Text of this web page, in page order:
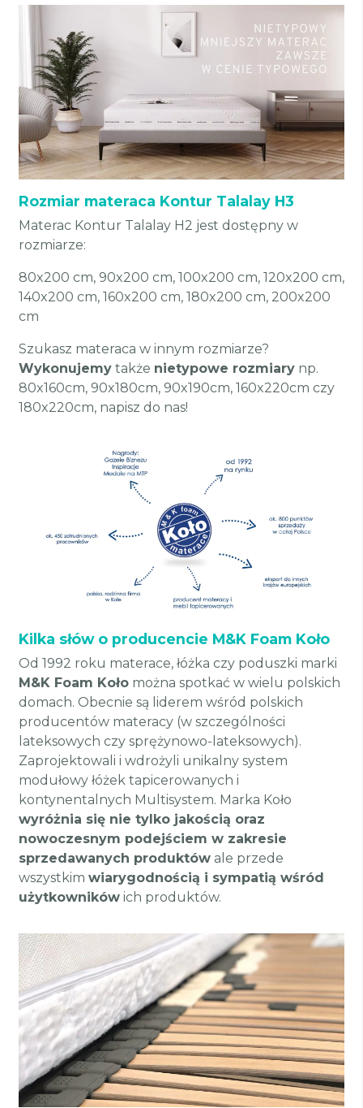
Rozmiar materaca Kontur Talalay H3
Materac Kontur Talalay H2 jest dostępny w
rozmiarze:
80x200 cm, 90x200 cm, 100x200 cm, 120x200 cm,
140x200 cm, 160x200 cm, 180x200 cm, 200x200
cm
Szukasz materaca w innym rozmiarze?
Wykonujemy także nietypowe rozmiary np.
80x160cm, 90x180cm, 90x190cm, 160x220cm czy
180x220cm, napisz do nas!
Kilka słów o producencie M&K Foam Koło
Od 1992 roku materace, łóżka czy poduszki marki
M&K Foam Koło można spotkać w wielu polskich
domach. Obecnie są liderem wśród polskich
producentów materacy (w szczególności
lateksowych czy sprężynowo-lateksowych).
Zaprojektowali i wdrożyli unikalny system
modułowy łóżek tapicerowanych i
kontynentalnych Multisystem. Marka Koło
wyróżnia się nie tylko jakością oraz
nowoczesnym podejściem w zakresie
sprzedawanych produktów ale przede
wszystkim wiarygodnością i sympatią wśród
użytkowników ich produktów.